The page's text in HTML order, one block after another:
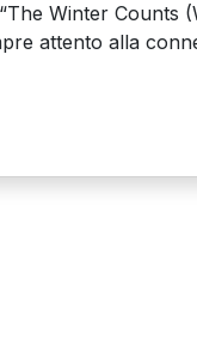
Winter Counts
attento alla